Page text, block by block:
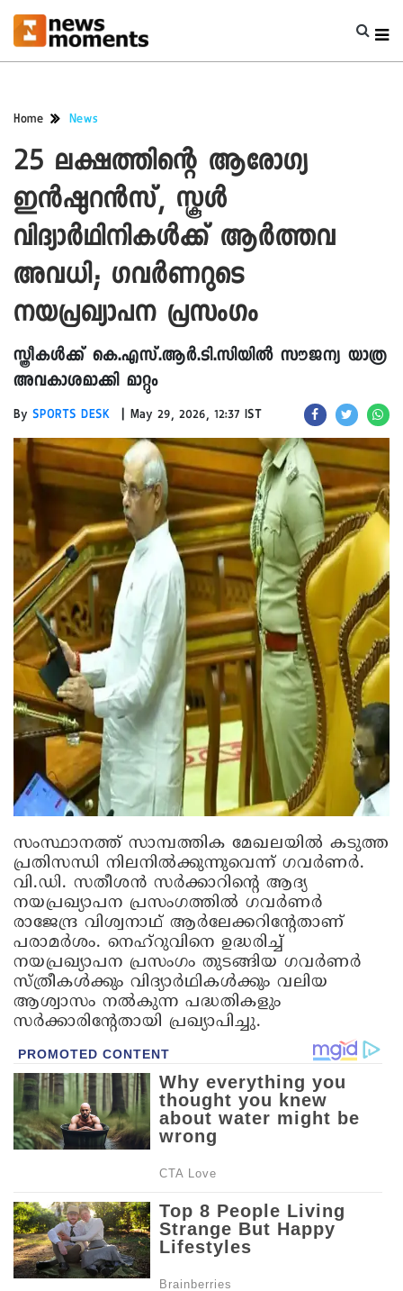
Home News
25 ലക്ഷത്തിന്റെ ആരോഗ്യ
ഇൻഷുറൻസ്, സ്കൂൾ
വിദ്യാർഥിനികൾക്ക് ആർത്തവ
അവധി; ​ഗവർണറുടെ
നയപ്രഖ്യാപന പ്രസംഗം
സ്ത്രീകൾക്ക് കെ.എസ്.ആർ.ടി.സിയിൽ സൗജന്യ യാത്ര
അവകാശമാക്കി മാറ്റും
By SPORTS DESK | May 29, 2026, 12:37 IST
സംസ്ഥാനത്ത് സാമ്പത്തിക മേഖലയിൽ കടുത്ത
പ്രതിസന്ധി നിലനിൽക്കു​ന്നുവെന്ന് ഗവർണർ.
വി.ഡി. സതീശൻ സർക്കാറിന്റെ ആദ്യ
നയപ്രഖ്യാപന പ്രസംഗത്തിൽ ഗവർണർ
രാജേന്ദ്ര വിശ്വനാഥ് ആർലേക്കറി​ന്റേതാണ്
പരാമർശം. നെഹ്റുവിനെ ഉദ്ധരിച്ച്
നയപ്രഖ്യാപന പ്രസംഗം തുടങ്ങിയ ഗവർണർ
സ്ത്രീകൾക്കും വിദ്യാർഥികൾക്കും വലിയ
ആശ്വാസം നൽകുന്ന പദ്ധതികളും
സർക്കാരിന്റേതായി പ്രഖ്യാപിച്ചു.